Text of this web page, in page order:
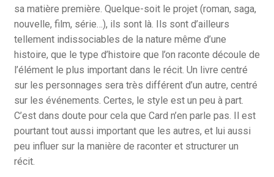
sa matière première. Quelque-soit le projet (roman, saga,
nouvelle, film, série…), ils sont là. Ils sont d’ailleurs
tellement indissociables de la nature même d’une
histoire, que le type d’histoire que l’on raconte découle de
l’élément le plus important dans le récit. Un livre centré
sur les personnages sera très différent d’un autre, centré
sur les événements. Certes, le style est un peu à part.
C’est dans doute pour cela que Card n’en parle pas. Il est
pourtant tout aussi important que les autres, et lui aussi
peu influer sur la manière de raconter et structurer un
récit.